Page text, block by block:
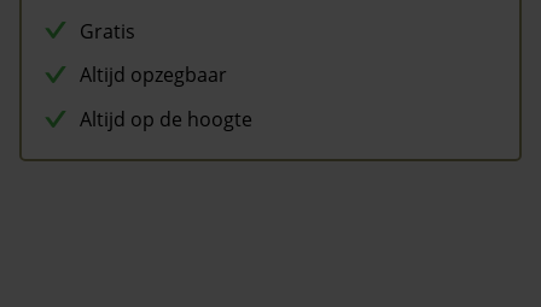
Gratis
Altijd opzegbaar
Altijd op de hoogte